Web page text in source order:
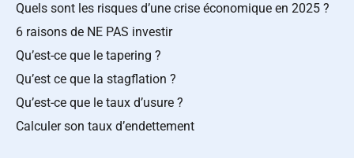
Quels sont les risques d’une crise économique en 2025 ?
6 raisons de NE PAS investir
Qu’est-ce que le tapering ?
Qu’est ce que la stagflation ?
Qu’est-ce que le taux d’usure ?
Calculer son taux d’endettement